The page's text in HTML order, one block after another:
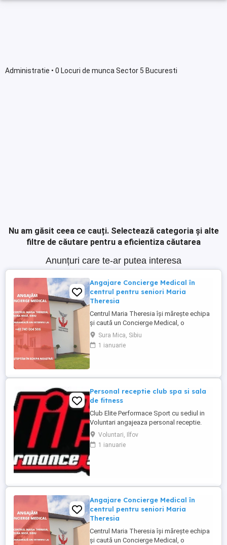
Administratie • 0 Locuri de munca Sector 5 Bucuresti
Nu am găsit ceea ce cauți. Selectează categoria și alte
filtre de căutare pentru a eficientiza căutarea
Anunțuri care te-ar putea interesa
Angajare Concierge Medical în
centrul pentru seniori Maria
Theresia
Centrul Maria Theresia își mărește echipa
și caută un Concierge Medical, o
persoană organizată, empatică și
comunicativă, care să fie primul punct de
contact pentru pacienți și aparținători.
relația cu aparținătorii) - ...
Sura Mica, Sibiu
1 ianuarie
Personal receptie club spa si sala
de fitness
Club Elite Performace Sport cu sediul in
Voluntari angajeaza personal receptie.
Cerinte:Foarte bune abilitati de
comunicare, Limba engleza nivel mediu
(scris vorbit), Experienta in utilizare PC
Voluntari, Ilfov
1 ianuarie
Angajare Concierge Medical în
centrul pentru seniori Maria
Theresia
Centrul Maria Theresia își mărește echipa
și caută un Concierge Medical, o